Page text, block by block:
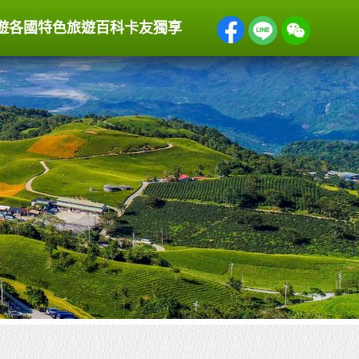
各國特色旅遊百科卡友獨享